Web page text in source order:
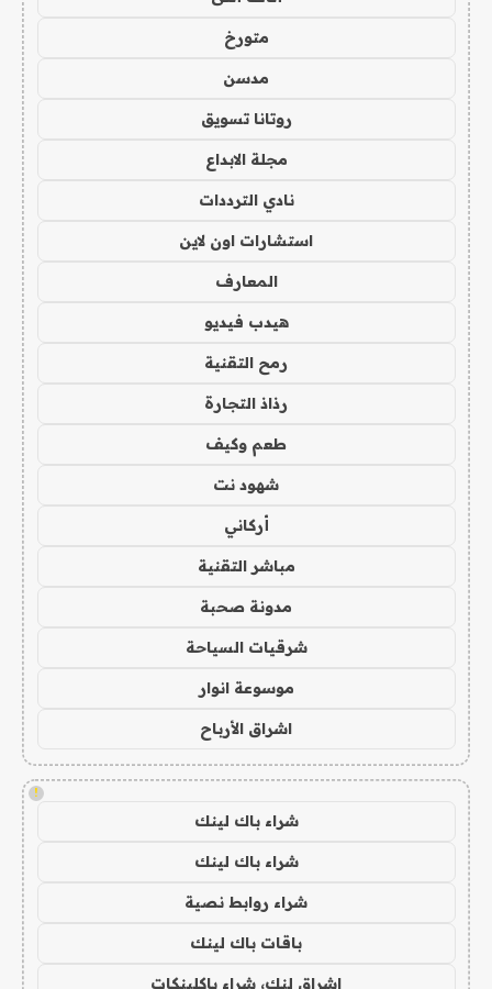
متورخ
مدسن
روتانا تسويق
مجلة الابداع
نادي الترددات
استشارات اون لاين
المعارف
هيدب فيديو
رمح التقنية
رذاذ التجارة
طعم وكيف
شهود نت
أركاني
مباشر التقنية
مدونة صحبة
شرقيات السياحة
موسوعة انوار
اشراق الأرباح
!
شراء باك لينك
شراء باك لينك
شراء روابط نصية
باقات باك لينك
اشراق لنك، شراء باكلينكات